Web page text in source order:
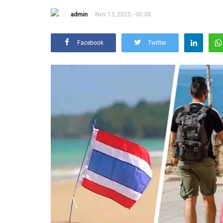
admin Nov 13, 2025 - 00:38
Facebook Twitter